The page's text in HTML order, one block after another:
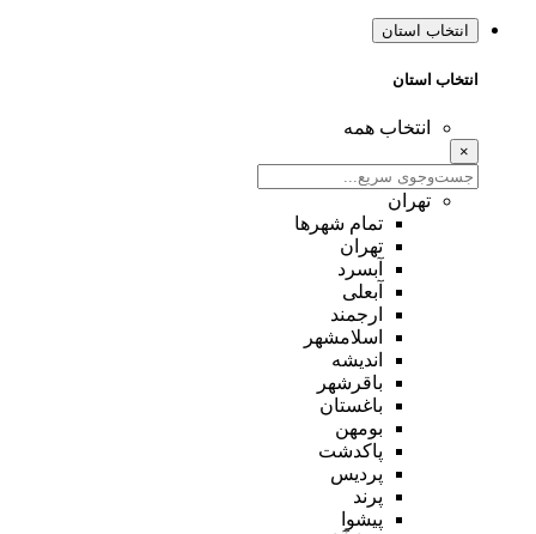
انتخاب استان
انتخاب استان
انتخاب همه
×
تهران
تمام شهر‌ها
تهران
آبسرد
آبعلی
ارجمند
اسلامشهر
اندیشه
باقرشهر
باغستان
بومهن
پاکدشت
پردیس
پرند
پیشوا